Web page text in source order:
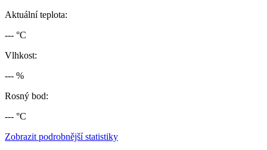
Aktuální teplota:
--- °C
Vlhkost:
--- %
Rosný bod:
--- °C
Zobrazit podrobnější statistiky